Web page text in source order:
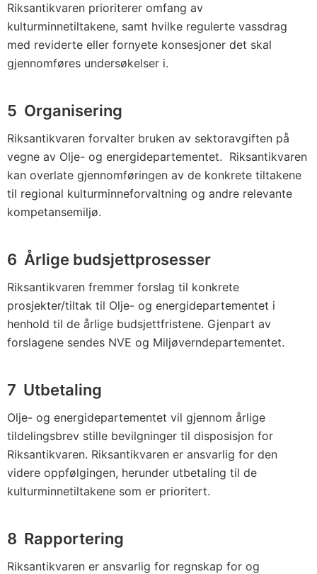
Riksantikvaren prioriterer omfang av
kulturminnetiltakene, samt hvilke regulerte vassdrag
med reviderte eller fornyete konsesjoner det skal
gjennomføres undersøkelser i.
5 Organisering
Riksantikvaren forvalter bruken av sektoravgiften på
vegne av Olje- og energidepartementet. Riksantikvaren
kan overlate gjennomføringen av de konkrete tiltakene
til regional kulturminneforvaltning og andre relevante
kompetansemiljø.
6 Årlige budsjettprosesser
Riksantikvaren fremmer forslag til konkrete
prosjekter/tiltak til Olje- og energidepartementet i
henhold til de årlige budsjettfristene. Gjenpart av
forslagene sendes NVE og Miljøverndepartementet.
7 Utbetaling
Olje- og energidepartementet vil gjennom årlige
tildelingsbrev stille bevilgninger til disposisjon for
Riksantikvaren. Riksantikvaren er ansvarlig for den
videre oppfølgingen, herunder utbetaling til de
kulturminnetiltakene som er prioritert.
8 Rapportering
Riksantikvaren er ansvarlig for regnskap for og